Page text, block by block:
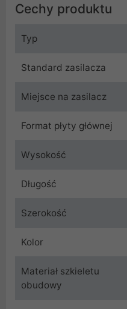
Cechy produktu
Typ
Standard zasilacza
Miejsce na zasilacz
Format płyty głównej
Wysokość
Długość
Szerokość
Kolor
Materiał szkieletu
obudowy